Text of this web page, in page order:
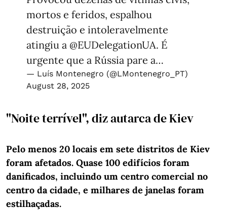
mortos e feridos, espalhou
destruição e intoleravelmente
atingiu a @EUDelegationUA. É
urgente que a Rússia pare a…
— Luís Montenegro (@LMontenegro_PT)
August 28, 2025
"Noite terrível", diz autarca de Kiev
Pelo menos 20 locais em sete distritos de Kiev
foram afetados. Quase 100 edifícios foram
danificados, incluindo um centro comercial no
centro da cidade, e milhares de janelas foram
estilhaçadas.